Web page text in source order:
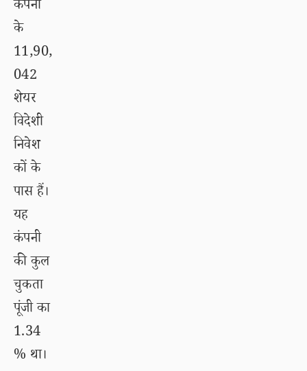
कंपनी
के
11,90,
042
शेयर
विदेशी
निवेश
कों के
पास हैं।
यह
कंपनी
की कुल
चुकता
पूंजी का
1.34
% था।